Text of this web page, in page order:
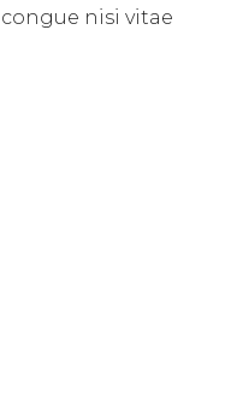
nisi vitae